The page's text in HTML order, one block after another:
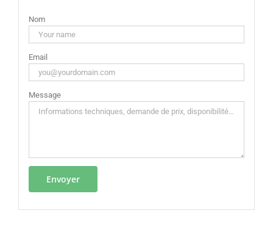
Nom
Email
Message